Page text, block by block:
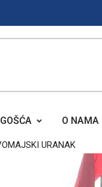
O NAMA
URANAK